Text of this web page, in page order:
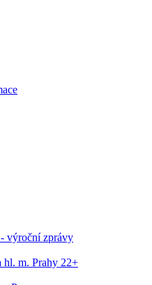
výroční zprávy
m. Prahy 22+